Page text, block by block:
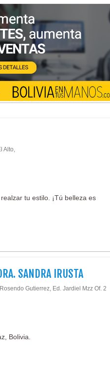
Alto,
tu estilo. ¡Tú belleza es
SANDRA IRUSTA
Gutierrez, Ed. Jardiel Mzz Of. 2
Bolivia.